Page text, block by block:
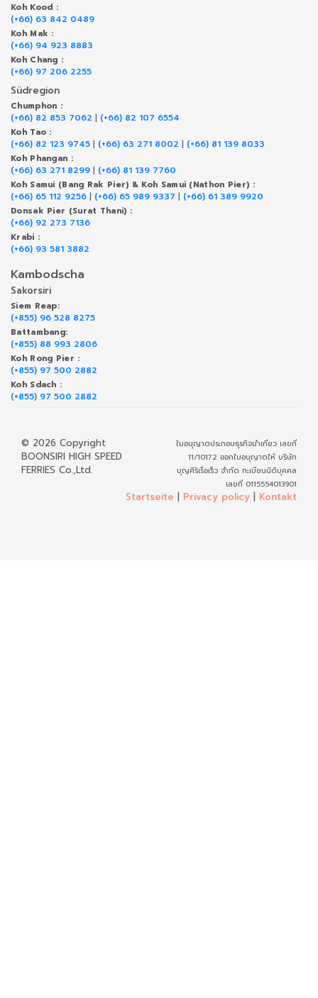
Koh Kood :
(+66) 63 842 0489
Koh Mak :
(+66) 94 923 8883
Koh Chang :
(+66) 97 206 2255
Südregion
Chumphon :
(+66) 82 853 7062 | (+66) 82 107 6554
Koh Tao :
(+66) 82 123 9745 | (+66) 63 271 8002 | (+66) 81 139 8033
Koh Phangan :
(+66) 63 271 8299 | (+66) 81 139 7760
Koh Samui (Bang Rak Pier) & Koh Samui (Nathon Pier) :
(+66) 65 112 9256 | (+66) 65 989 9337 | (+66) 61 389 9920
Donsak Pier (Surat Thani) :
(+66) 92 273 7136
Krabi :
(+66) 93 581 3882
Kambodscha
Sakorsiri
Siem Reap:
(+855) 96 528 8275
Battambang:
(+855) 88 993 2806
Koh Rong Pier :
(+855) 97 500 2882
Koh Sdach :
(+855) 97 500 2882
© 2026 Copyright
BOONSIRI HIGH SPEED
FERRIES Co.,Ltd.
ใบอนุญาตประกอบธุรกิจนำเที่ยว เลขที่
11/10172 ออกใบอนุญาตให้ บริษัท
บุญศิริเรือเร็ว จำกัด ทะเบียนนิติบุคคล
เลขที่ 0115554013901
Startseite | Privacy policy | Kontakt